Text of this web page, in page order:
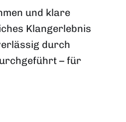
und klare
Klangerlebnis
durch
– für